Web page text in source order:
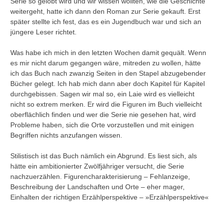
weitergeht, hatte ich dann den Roman zur Serie gekauft. Erst
später stellte ich fest, das es ein Jugendbuch war und sich an
jüngere Leser richtet.
Was habe ich mich in den letzten Wochen damit gequält. Wenn
es mir nicht darum gegangen wäre, mitreden zu wollen, hätte
ich das Buch nach zwanzig Seiten in den Stapel abzugebender
Bücher gelegt. Ich hab mich dann aber doch Kapitel für Kapitel
durchgebissen. Sagen wir mal so, ein Laie wird es vielleicht
nicht so extrem merken. Er wird die Figuren im Buch vielleicht
oberflächlich finden und wer die Serie nie gesehen hat, wird
Probleme haben, sich die Orte vorzustellen und mit einigen
Begriffen nichts anzufangen wissen.
Stilistisch ist das Buch nämlich ein Abgrund. Es liest sich, als
hätte ein ambitionierter Zwölfjähriger versucht, die Serie
nachzuerzählen. Figurencharakterisierung – Fehlanzeige,
Beschreibung der Landschaften und Orte – eher mager,
Einhalten der richtigen Erzählperspektive – »Erzählperspektive«